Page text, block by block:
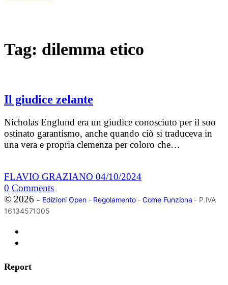
Tag: dilemma etico
Il giudice zelante
Nicholas Englund era un giudice conosciuto per il suo
ostinato garantismo, anche quando ciò si traduceva in
una vera e propria clemenza per coloro che…
FLAVIO GRAZIANO 04/10/2024
0 Comments
© 2026 - Edizioni Open- Regolamento- Come Funziona - P.IVA
16134571005
Report